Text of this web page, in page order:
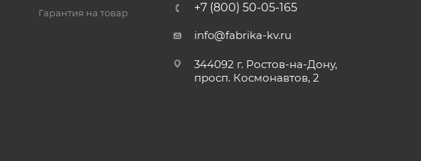
Гарантия на товар
+7 (800) 50-05-165
info@fabrika-kv.ru
344092 г. Ростов-на-Дону,
просп. Космонавтов, 2